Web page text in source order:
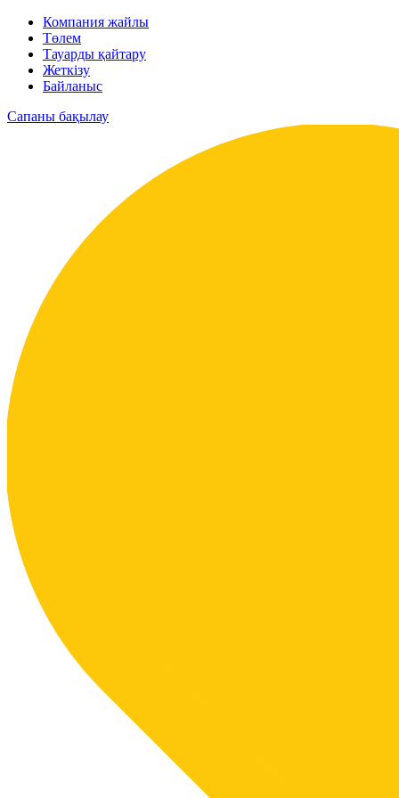
Компания жайлы
Төлем
Тауарды қайтару
Жеткізу
Байланыс
Сапаны бақылау